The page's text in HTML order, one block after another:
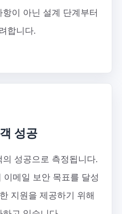
이 아닌 설계 단계부터
합니다.
성공
성공으로 측정됩니다.
이메일 보안 목표를 달성
지원을 제공하기 위해